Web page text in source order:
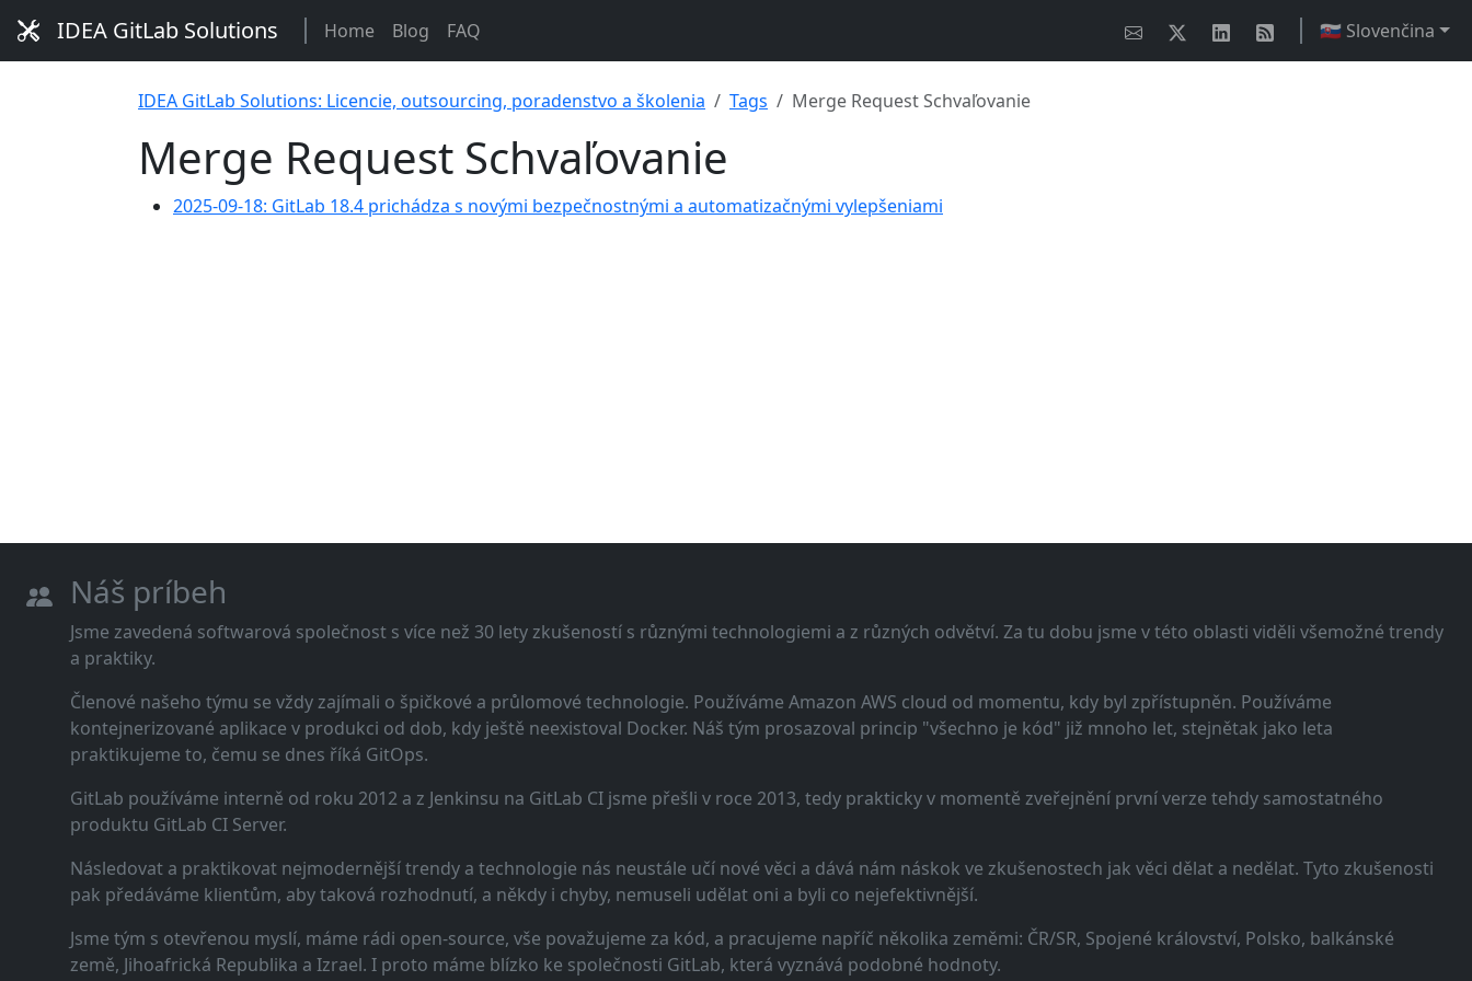
IDEA GitLab Solutions Home Blog FAQ 🇸🇰 Slovenčina
IDEA GitLab Solutions: Licencie, outsourcing, poradenstvo a školenia Tags Merge Request Schvaľovanie
Merge Request Schvaľovanie
2025-09-18: GitLab 18.4 prichádza s novými bezpečnostnými a automatizačnými vylepšeniami
Náš príbeh
Jsme zavedená softwarová společnost s více než 30 lety zkušeností s různými technologiemi a z různých odvětví. Za tu dobu jsme v této oblasti viděli všemožné trendy
a praktiky.
Členové našeho týmu se vždy zajímali o špičkové a průlomové technologie. Používáme Amazon AWS cloud od momentu, kdy byl zpřístupněn. Používáme
kontejnerizované aplikace v produkci od dob, kdy ještě neexistoval Docker. Náš tým prosazoval princip "všechno je kód" již mnoho let, stejnětak jako leta
praktikujeme to, čemu se dnes říká GitOps.
GitLab používáme interně od roku 2012 a z Jenkinsu na GitLab CI jsme přešli v roce 2013, tedy prakticky v momentě zveřejnění první verze tehdy samostatného
produktu GitLab CI Server.
Následovat a praktikovat nejmodernější trendy a technologie nás neustále učí nové věci a dává nám náskok ve zkušenostech jak věci dělat a nedělat. Tyto zkušenosti
pak předáváme klientům, aby taková rozhodnutí, a někdy i chyby, nemuseli udělat oni a byli co nejefektivnější.
Jsme tým s otevřenou myslí, máme rádi open-source, vše považujeme za kód, a pracujeme napříč několika zeměmi: ČR/SR, Spojené království, Polsko, balkánské
země, Jihoafrická Republika a Izrael. I proto máme blízko ke společnosti GitLab, která vyznává podobné hodnoty.